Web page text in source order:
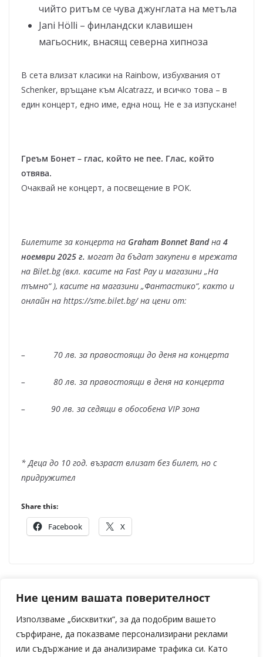
Ние ценим вашата поверителност
Използваме „бисквитки“, за да подобрим вашето
сърфиране, да показваме персонализирани реклами
или съдържание и да анализираме трафика си. Като
чийто ритъм се чува джунглата на метъла
Jani Hölli – финландски клавишен
магьосник, внасящ северна хипноза
В сета влизат класики на Rainbow, избухвания от
Schenker, връщане към Alcatrazz, и всичко това – в
един концерт, едно име, една нощ. Не е за изпускане!
Греъм Бонет – глас, който не пее. Глас, който
отвява.
Очаквай не концерт, а посвещение в РОК.
Билетите за концерта на Graham Bonnet Bandна 4
ноември 2025 г. могат да бъдат закупени в мрежата
на Bilet.bg (вкл. касите на Fast Pay и магазини „На
тъмно“ ), касите на магазини „Фантастико“, както и
онлайн на https://sme.bilet.bg/ на цени от:
– 70 лв. за правостоящи до деня на концерта
– 80 лв. за правостоящи в деня на концерта
– 90 лв. за седящи в обособена VIP зона
* Деца до 10 год. възраст влизат без билет, но с
придружител
Share this:
Facebook X
кампания в подкрепа на доброволното
кръводаряване
ЛЕТНИ АКЦЕНТИ В SKYSHOWTIME